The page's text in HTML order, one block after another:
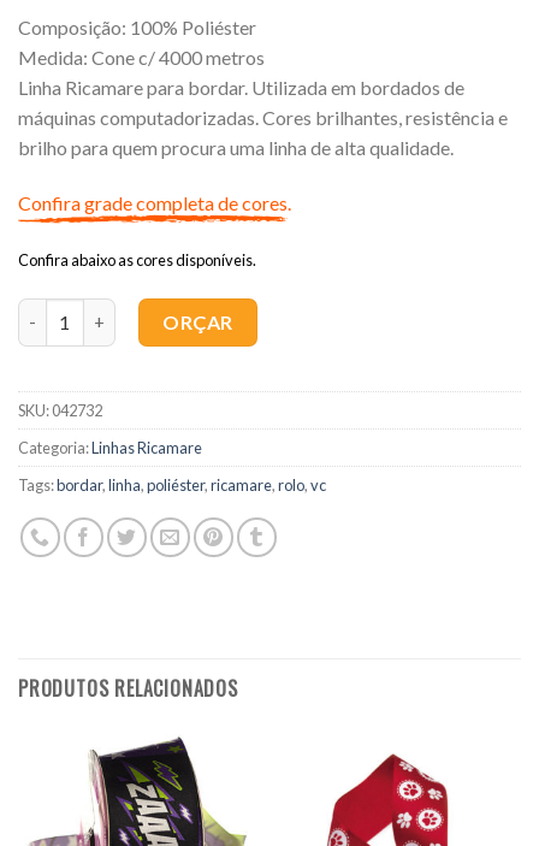
Composição: 100% Poliéster
Medida: Cone c/ 4000 metros
Linha Ricamare para bordar. Utilizada em bordados de
máquinas computadorizadas. Cores brilhantes, resistência e
brilho para quem procura uma linha de alta qualidade.
Confira grade completa de cores.
Confira abaixo as cores disponíveis.
ORÇAR
SKU:042732
Categoria:Linhas Ricamare
Tags:bordar,linha,poliéster,ricamare,rolo,vc
PRODUTOS RELACIONADOS